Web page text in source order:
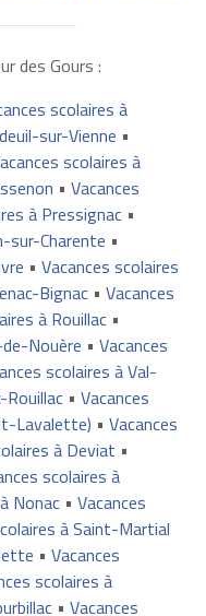
des Gours :
scolaires à
sur-Vienne •
scolaires à
• Vacances
à Pressignac•
sur-Charente •
• Vacances scolaires
Bignac• Vacances
à Rouillac•
Nouère • Vacances
scolaires à Val-
Rouillac• Vacances
Lavalette) • Vacances
à Deviat •
scolaires à
Nonac• Vacances
à Saint-Martial
• Vacances
scolaires à
• Vacances